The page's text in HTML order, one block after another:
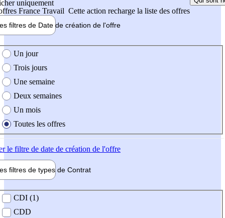
uniquement
France Travail Cette action recharge la liste des offres
filtres de Date de création de l'offre
création de l'offre
Un jour
Trois jours
Une semaine
Deux semaines
Un mois
Toutes les offres
le filtre de date de création de l'offre
filtres de types de Contrat
contrat
CDI (1)
CDD